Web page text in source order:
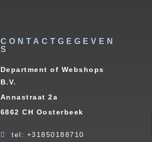
CONTACTGEGEVEN
S
Department of Webshops
B.V.
Annastraat 2a
6862 CH Oosterbeek
tel: +31850188710